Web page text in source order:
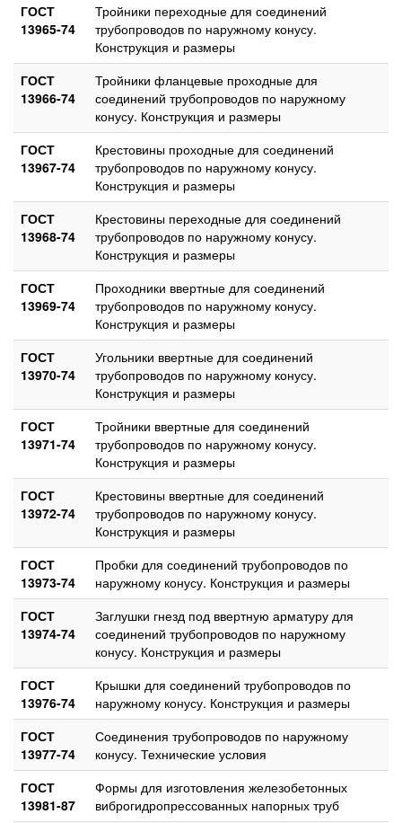
ГОСТ
13965-74
Тройники переходные для соединений
трубопроводов по наружному конусу.
Конструкция и размеры
ГОСТ
13966-74
Тройники фланцевые проходные для
соединений трубопроводов по наружному
конусу. Конструкция и размеры
ГОСТ
13967-74
Крестовины проходные для соединений
трубопроводов по наружному конусу.
Конструкция и размеры
ГОСТ
13968-74
Крестовины переходные для соединений
трубопроводов по наружному конусу.
Конструкция и размеры
ГОСТ
13969-74
Проходники ввертные для соединений
трубопроводов по наружному конусу.
Конструкция и размеры
ГОСТ
13970-74
Угольники ввертные для соединений
трубопроводов по наружному конусу.
Конструкция и размеры
ГОСТ
13971-74
Тройники ввертные для соединений
трубопроводов по наружному конусу.
Конструкция и размеры
ГОСТ
13972-74
Крестовины ввертные для соединений
трубопроводов по наружному конусу.
Конструкция и размеры
ГОСТ
13973-74
Пробки для соединений трубопроводов по
наружному конусу. Конструкция и размеры
ГОСТ
13974-74
Заглушки гнезд под ввертную арматуру для
соединений трубопроводов по наружному
конусу. Конструкция и размеры
ГОСТ
13976-74
Крышки для соединений трубопроводов по
наружному конусу. Конструкция и размеры
ГОСТ
13977-74
Соединения трубопроводов по наружному
конусу. Технические условия
ГОСТ
13981-87
Формы для изготовления железобетонных
виброгидропрессованных напорных труб